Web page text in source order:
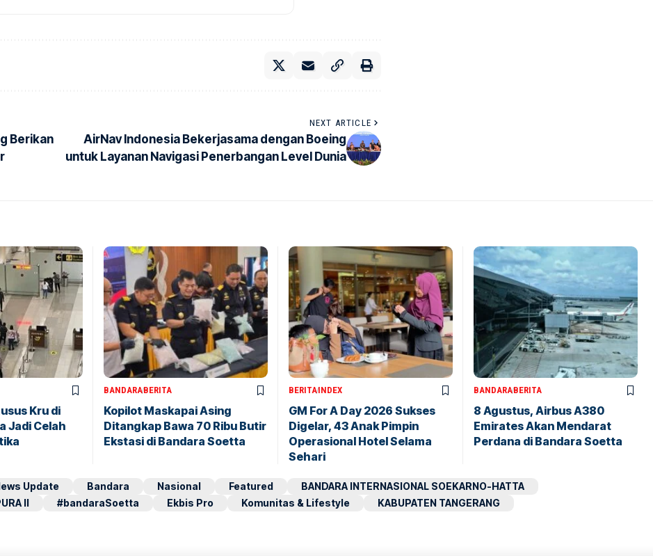
Berikan
NEXT ARTICLE
AirNav Indonesia Bekerjasama dengan Boeing
untuk Layanan Navigasi Penerbangan Level Dunia
Kru di
Jadi Celah
BANDARABERITA
Kopilot Maskapai Asing
Ditangkap Bawa 70 Ribu Butir
Ekstasi di Bandara Soetta
BERITAINDEX
GM For A Day 2026 Sukses
Digelar, 43 Anak Pimpin
Operasional Hotel Selama
Sehari
BANDARABERITA
8 Agustus, Airbus A380
Emirates Akan Mendarat
Perdana di Bandara Soetta
Update Bandara Nasional Featured
BANDARA INTERNASIONAL SOEKARNO-HATTA
II #bandaraSoetta Ekbis Pro Komunitas & Lifestyle KABUPATEN TANGERANG